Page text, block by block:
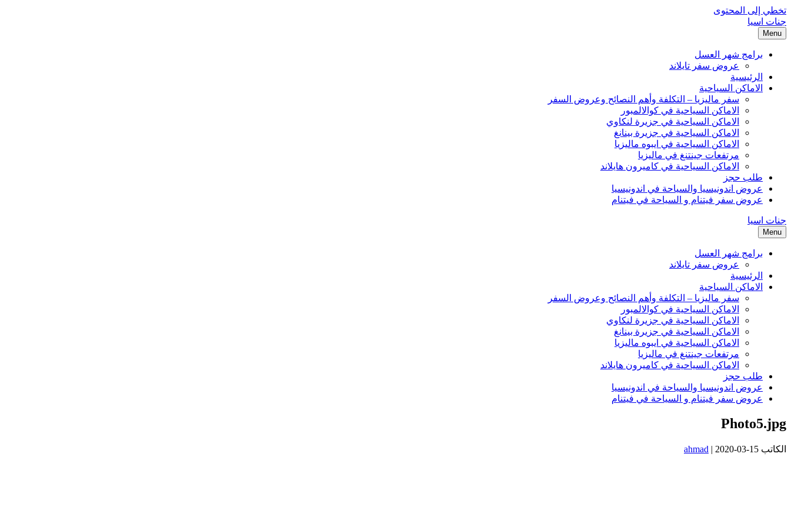
تخطي إلى المحتوى
جنات اسيا
Menu
برامج شهر العسل
عروض سفر تايلاند
الرئيسية
الاماكن السياحية
سفر ماليزيا – التكلفة وأهم النصائح وعروض السفر
الاماكن السياحية في كوالالمبور
الاماكن السياحية في جزيرة لنكاوي
الاماكن السياحية في جزيرة بينانغ
الاماكن السياحية في ايبوه ماليزيا
مرتفعات جينتنغ في ماليزيا
الاماكن السياحية في كاميرون هايلاند
طلب حجز
عروض اندونيسيا والسياحة في اندونيسيا
عروض سفر فيتنام و السياحة في فيتنام
جنات اسيا
Menu
برامج شهر العسل
عروض سفر تايلاند
الرئيسية
الاماكن السياحية
سفر ماليزيا – التكلفة وأهم النصائح وعروض السفر
الاماكن السياحية في كوالالمبور
الاماكن السياحية في جزيرة لنكاوي
الاماكن السياحية في جزيرة بينانغ
الاماكن السياحية في ايبوه ماليزيا
مرتفعات جينتنغ في ماليزيا
الاماكن السياحية في كاميرون هايلاند
طلب حجز
عروض اندونيسيا والسياحة في اندونيسيا
عروض سفر فيتنام و السياحة في فيتنام
Photo5.jpg
الكاتب ahmad | 2020-03-15